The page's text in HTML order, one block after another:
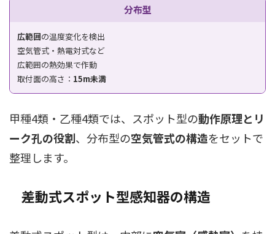
分布型
広範囲の温度変化を検出
空気管式・熱電対式など
広範囲の熱効果で作動
取付面の高さ： 15m未満
甲種4類・乙種4類では、スポット型の動作原理とリ
ーク孔の役割、分布型の空気管式の構造をセットで
整理します。
差動式スポット型感知器の構造